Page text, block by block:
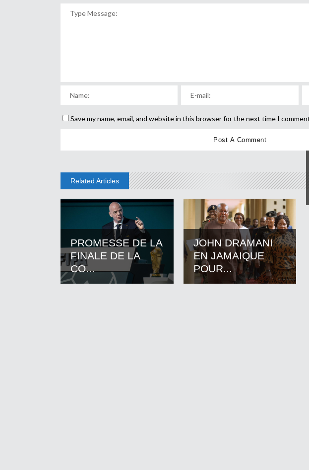
Save my name, email, and website in this browser for the next time I
Related Articles
PROMESSE DE LA
FINALE DE LA
CO...
JOHN DRAMANI
EN JAMAIQUE
POUR...